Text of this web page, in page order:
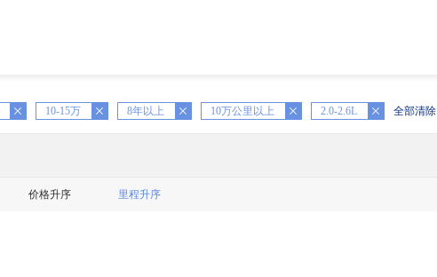
10-15万 8年以上
X 10万公里以上
X 2.0-2.6L
X 全部清除
价格升序 里程升序